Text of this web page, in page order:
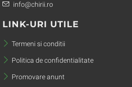
info@chirii.ro
LINK-URI UTILE
Termeni si conditii
Politica de confidentialitate
Promovare anunt